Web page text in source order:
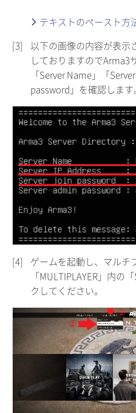
テキストのペースト方
[3]
以下の画像の内容が表示
しておりますのでArma3
「Server Name」「
password」を確認します。
[4]
ゲームを起動し、マルチ
「MULTIPLAYER」内の
クしてください。